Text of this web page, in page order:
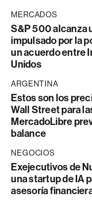
MERCADOS
S&P 500 alcanza
impulsado por la
un acuerdo entre
Unidos
ARGENTINA
Estos son los
Wall Street para
MercadoLibre
balance
NEGOCIOS
Exejecutivos de
una startup de IA
asesoría